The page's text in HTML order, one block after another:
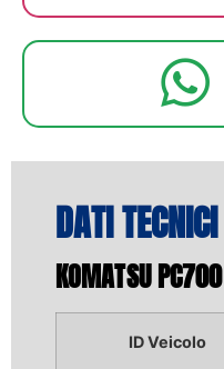
DATI TECNICI
KOMATSU
ID Veicolo